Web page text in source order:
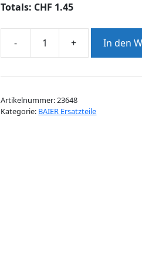
Totals: CHF 1.45
-
TELLERFEDER
Menge
+ In den
Artikelnummer:23648
Kategorie: BAIER Ersatzteile